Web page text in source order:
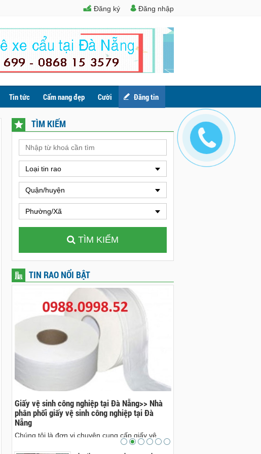
Đăng nhập
Đăng ký
Tin tức Cẩm nang đẹp Cười Đăng tin
TÌM KIẾM
Loại tin rao
Quận/huyện
Phường/Xã
TÌM KIẾM
TIN RAO NỔI BẬT
Giấy vệ sinh công nghiệp tại Đà Nẵng>> Nhà
phân phối giấy vệ sinh công nghiệp tại Đà
Nẵng
Chúng tôi là đơn vị chuyên cung cấp giấy vệ
sinh công nghiệp tại Đà Nẵng. Ai có nhu cầu xin